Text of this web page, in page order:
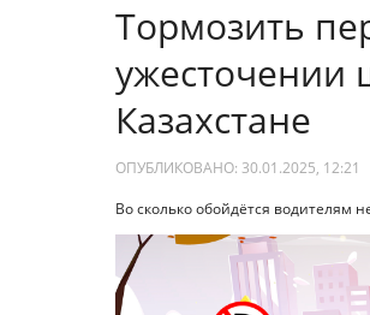
Тормозить
ужесточении
Казахстане
ОПУБЛИКОВАНО: 30.01.2025, 12:21
Во сколько обойдётся водителям